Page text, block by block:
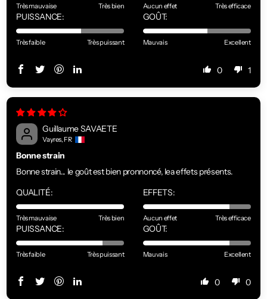
Très mauvaise Très bien Aucun effet Très efficace
PUISSANCE:
Très faible Très puissant
GOÛT:
Mauvais Excellent
0 1
Guillaume SAVAETE
Vayres, FR
Bonne strain
Bonne strain... le goût est bien pronnoncé, lea effets présents.
QUALITÉ:
Très mauvaise Très bien
EFFETS:
Aucun effet Très efficace
PUISSANCE:
Très faible Très puissant
GOÛT:
Mauvais Excellent
0 0